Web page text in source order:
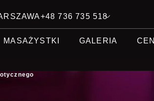
+48 736 735 518
MASAŻYSTKI GALERIA